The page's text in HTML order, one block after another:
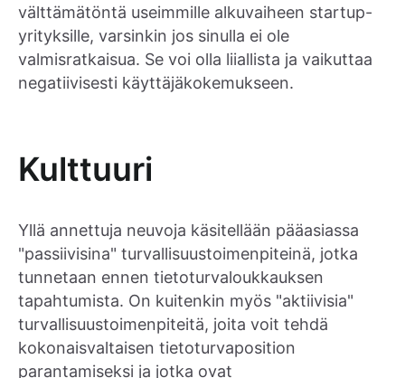
välttämätöntä useimmille alkuvaiheen startup-
yrityksille, varsinkin jos sinulla ei ole
valmisratkaisua. Se voi olla liiallista ja vaikuttaa
negatiivisesti käyttäjäkokemukseen.
Kulttuuri
Yllä annettuja neuvoja käsitellään pääasiassa
"passiivisina" turvallisuustoimenpiteinä, jotka
tunnetaan ennen tietoturvaloukkauksen
tapahtumista. On kuitenkin myös "aktiivisia"
turvallisuustoimenpiteitä, joita voit tehdä
kokonaisvaltaisen tietoturvaposition
parantamiseksi ja jotka ovat